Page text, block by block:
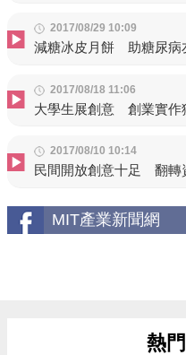
2017/08/29 10:09
減糖冰皮月餅 助糖尿病
2017/08/18 11:06
大學生展創意 創業實作
2017/08/10 10:14
民間開放創意十足 翻轉
MIT產業新聞網
熱